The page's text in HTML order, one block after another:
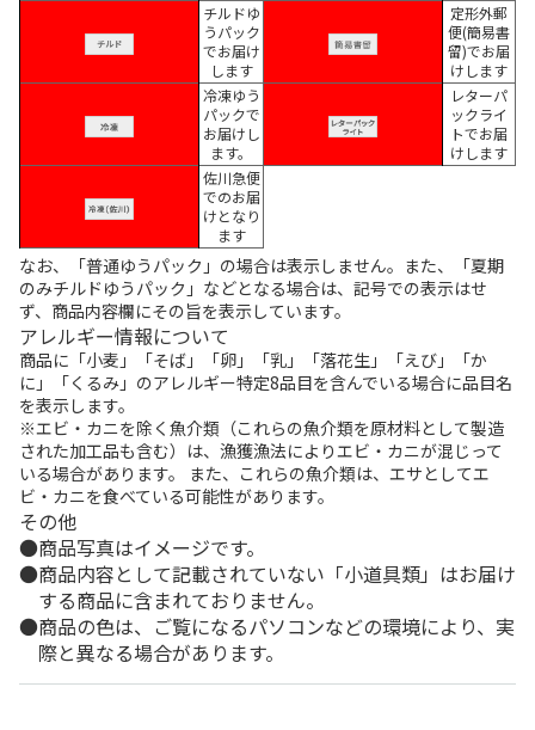
チルドゆ
うパック
でお届け
します
定形外郵
便(簡易書
留)でお届
けします
冷凍ゆう
パックで
お届けし
ます。
レターパ
ックライ
トでお届
けします
佐川急便
でのお届
けとなり
ます
なお、「普通ゆうパック」の場合は表示しません。また、「夏期
のみチルドゆうパック」などとなる場合は、記号での表示はせ
ず、商品内容欄にその旨を表示しています。
アレルギー情報について
商品に「小麦」「そば」「卵」「乳」「落花生」「えび」「か
に」「くるみ」のアレルギー特定8品目を含んでいる場合に品目名
を表示します。
※エビ・カニを除く魚介類（これらの魚介類を原材料として製造
された加工品も含む）は、漁獲漁法によりエビ・カニが混じって
いる場合があります。 また、これらの魚介類は、エサとしてエ
ビ・カニを食べている可能性があります。
その他
商品写真はイメージです。
商品内容として記載されていない「小道具類」はお届け
する商品に含まれておりません。
商品の色は、ご覧になるパソコンなどの環境により、実
際と異なる場合があります。